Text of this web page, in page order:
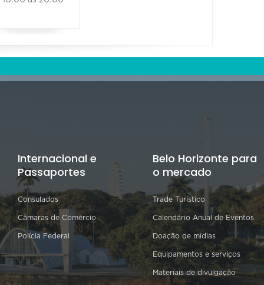
Internacional e
Passaportes
Consulados
Câmaras de Comércio
Polícia Federal
Belo Horizonte para
o mercado
Trade Turístico
Calendário Anual de Eventos
Doação de mídias
Equipamentos e serviços
Materiais de divulgação